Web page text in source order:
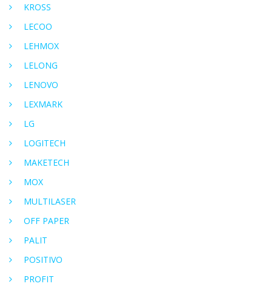
KROSS
LECOO
LEHMOX
LELONG
LENOVO
LEXMARK
LG
LOGITECH
MAKETECH
MOX
MULTILASER
OFF PAPER
PALIT
POSITIVO
PROFIT